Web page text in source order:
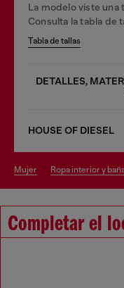
La modelo viste una
Consulta la tabla de
Tabla de tallas
DETALLES,
HOUSE OF DIESEL
mujer ropa interior y
Completar el